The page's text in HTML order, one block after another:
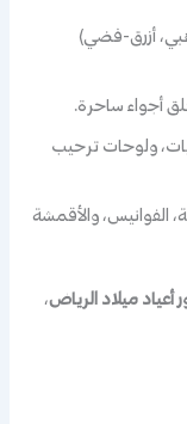
أزرق-فضي)
ولوحات ترحيب
الفوانيس، والأقمشة
أعياد ميلاد الرياض،